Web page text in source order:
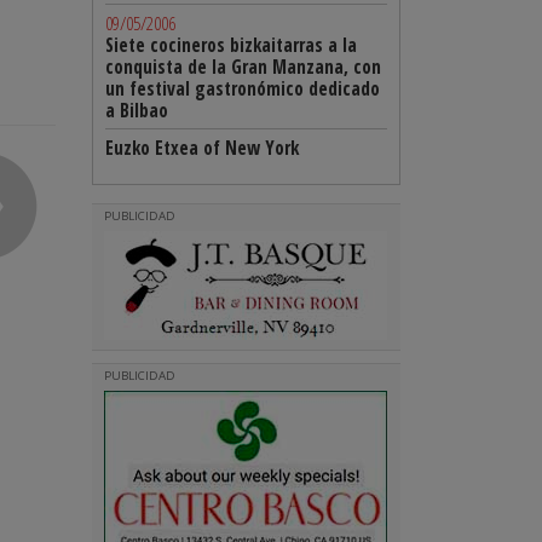
09/05/2006
Siete cocineros bizkaitarras a la
conquista de la Gran Manzana, con
un festival gastronómico dedicado
a Bilbao
Euzko Etxea of New York
PUBLICIDAD
PUBLICIDAD